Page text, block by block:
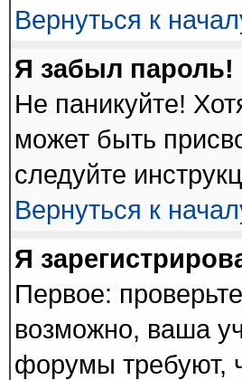
Вернуться к
Я забыл пароль!
Не паникуйте!
может быть
следуйте
Вернуться к
Я
Первое:
возможно, ваша
форумы требуют,